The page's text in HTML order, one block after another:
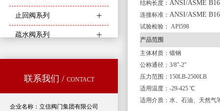
结构长度： ANSI/ASME
连接标准： ANSI/ASME
试验检验： APl598
产品范围
主体材质：锻钢
公称通径： 3/8″-2″
压力范围： 150LB-2500LB
适用温度： -29-425 ℃
适用介质：水、石油、天然气
ꄶ
止回阀系列
ꄶ
疏水阀系列
联系我们 / CONTACT
企业名称：立信阀门集团有限公司